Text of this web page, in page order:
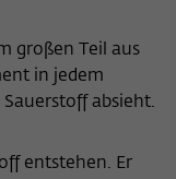
großen Teil aus
in jedem
absieht.
entstehen. Er